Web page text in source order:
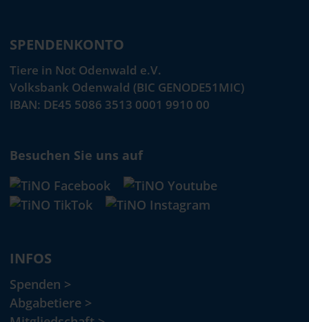
SPENDENKONTO
Tiere in Not Odenwald e.V.
Volksbank Odenwald (BIC GENODE51MIC)
IBAN: DE45 5086 3513 0001 9910 00
Besuchen Sie uns auf
INFOS
Spenden >
Abgabetiere >